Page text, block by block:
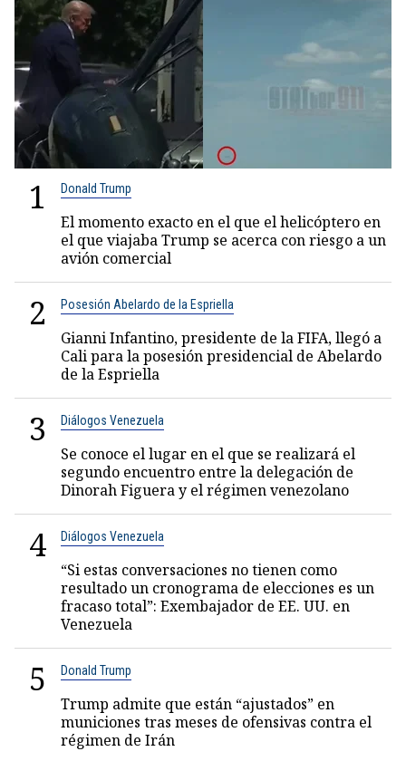
1 Donald Trump
El momento exacto en el que el helicóptero en
el que viajaba Trump se acerca con riesgo a un
avión comercial
2 Posesión Abelardo de la Espriella
Gianni Infantino, presidente de la FIFA, llegó a
Cali para la posesión presidencial de Abelardo
de la Espriella
3 Diálogos Venezuela
Se conoce el lugar en el que se realizará el
segundo encuentro entre la delegación de
Dinorah Figuera y el régimen venezolano
4 Diálogos Venezuela
“Si estas conversaciones no tienen como
resultado un cronograma de elecciones es un
fracaso total”: Exembajador de EE. UU. en
Venezuela
5 Donald Trump
Trump admite que están “ajustados” en
municiones tras meses de ofensivas contra el
régimen de Irán